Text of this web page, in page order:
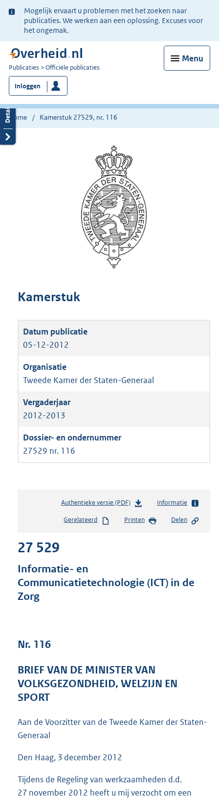
Ter
informatie:
Mogelijk ervaart u problemen met het zoeken naar
publicaties. We werken aan een oplossing. Excuses voor
het ongemak.
Menu
U
bent
nu
hier:
Publicaties Officiële publicaties
Inloggen
Home Kamerstuk 27529, nr. 116
Kamerstuk
05-12-2012
Tweede Kamer der Staten-Generaal
2012-2013
27529 nr. 116
Authentieke versie (PDF)b
s
g
5
K
Informatie
Gerelateerd Printen Delen
27 529
Informatie- en
Communicatietechnologie (ICT) in de
Zorg
Nr. 116
BRIEF VAN DE MINISTER VAN
VOLKSGEZONDHEID, WELZIJN EN
SPORT
Aan de Voorzitter van de Tweede Kamer der Staten-
Generaal
Den Haag, 3 december 2012
Tijdens de Regeling van werkzaamheden d.d.
27 november 2012 heeft u mij verzocht om een